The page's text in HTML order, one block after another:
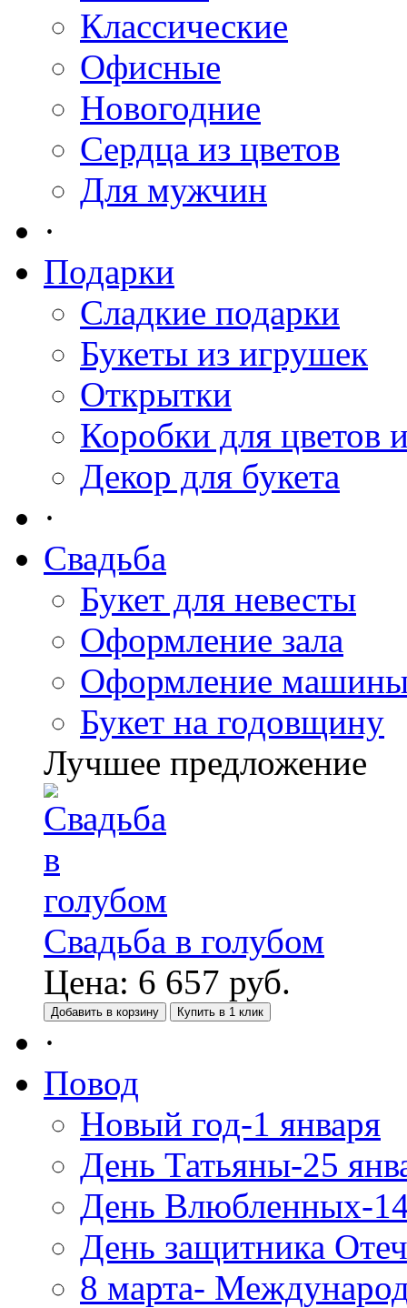
Классические
Офисные
Новогодние
Сердца из цветов
Для мужчин
·
Подарки
Сладкие подарки
Букеты из игрушек
Открытки
Коробки для цветов
Декор для букета
·
Свадьба
Букет для невесты
Оформление зала
Оформление
Букет на годовщину
Лучшее предложение
Свадьба в голубом
Цена: 6 657 руб.
Добавить в корзину Купить в 1 клик
·
Повод
Новый год-1 января
День Татьяны-25
День Влюбленных-
День защитника
8 марта-